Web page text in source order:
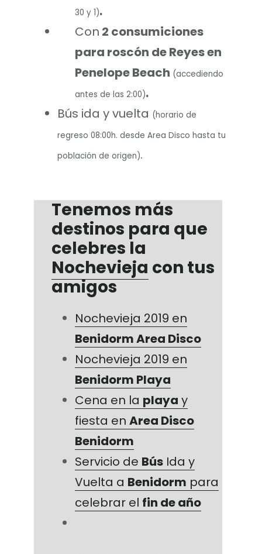
30 y 1).
Con 2 consumiciones
para roscón de Reyes en
Penelope Beach (accediendo
antes de las 2:00).
Bús ida y vuelta (horario de
regreso 08:00h. desde Area Disco hasta tu
población de origen).
Tenemos más
destinos para que
celebres la
Nochevieja con tus
amigos
Nochevieja 2019 en
Benidorm Area Disco
Nochevieja 2019 en
Benidorm Playa
Cena en la playa y
fiesta enArea Disco
Benidorm
Servicio de Bús Ida y
Vuelta a Benidorm para
celebrar el fin de año